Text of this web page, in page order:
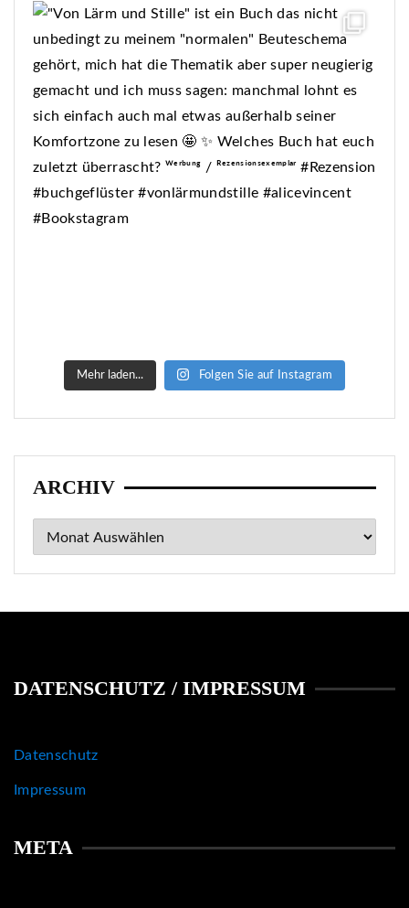
Mehr laden... Folgen Sie auf Instagram
ARCHIV
Archiv
DATENSCHUTZ / IMPRESSUM
Datenschutz
Impressum
META